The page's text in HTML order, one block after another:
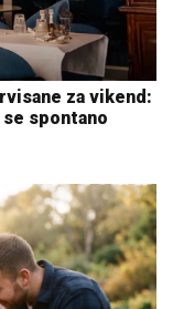
za vikend:
spontano